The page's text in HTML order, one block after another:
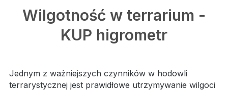
Wilgotność w terrarium -
KUP higrometr
Jednym z ważniejszych czynników w hodowli
terrarystycznej jest prawidłowe utrzymywanie wilgoci